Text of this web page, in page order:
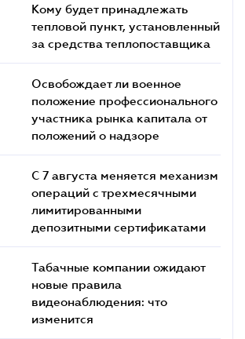
Кому будет принадлежать
тепловой пункт, установленный
за средства теплопоставщика
Освобождает ли военное
положение профессионального
участника рынка капитала от
положений о надзоре
С 7 августа меняется механизм
операций с трехмесячными
лимитированными
депозитными сертификатами
Табачные компании ожидают
новые правила
видеонаблюдения: что
изменится